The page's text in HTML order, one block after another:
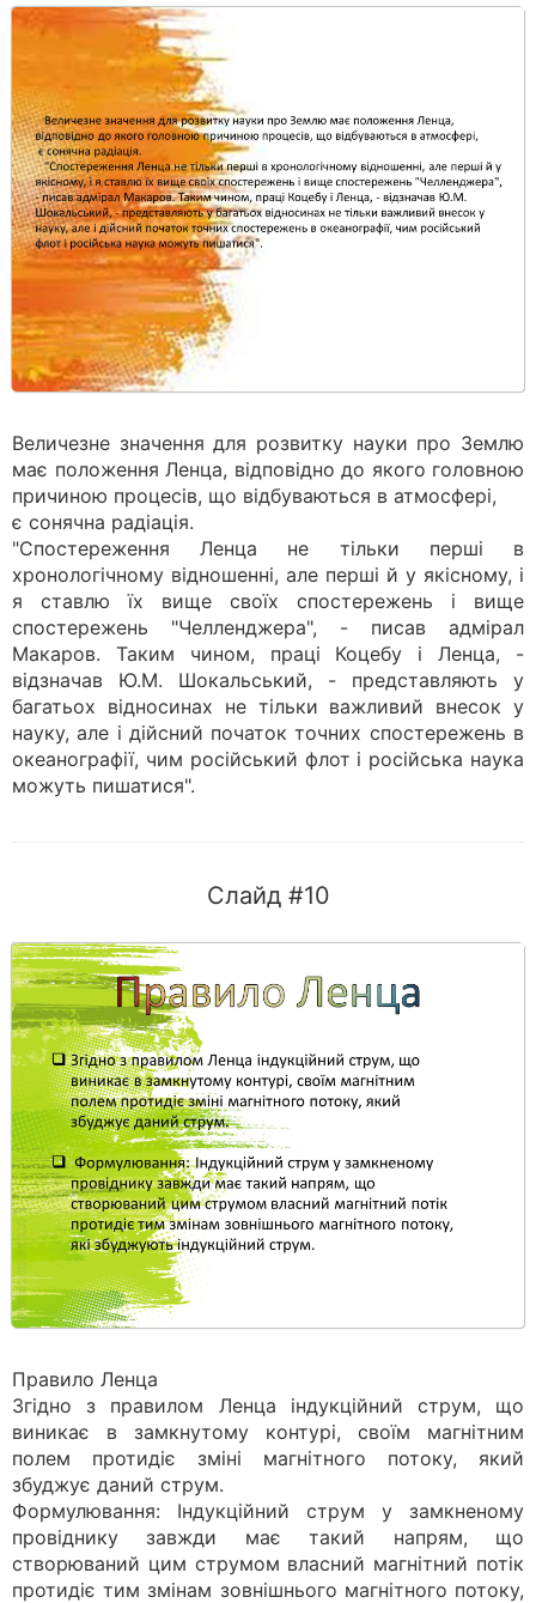
Величезне значення для розвитку науки про Землю
має положення Ленца, відповідно до якого головною
причиною процесів, що відбуваються в атмосфері,
є сонячна радіація.
"Спостереження Ленца не тільки перші в
хронологічному відношенні, але перші й у якісному, і
я ставлю їх вище своїх спостережень і вище
спостережень "Челленджера", - писав адмірал
Макаров. Таким чином, праці Коцебу і Ленца, -
відзначав Ю.М. Шокальський, - представляють у
багатьох відносинах не тільки важливий внесок у
науку, але і дійсний початок точних спостережень в
океанографії, чим російський флот і російська наука
можуть пишатися".
Слайд #10
Правило Ленца
Згідно з правилом Ленца індукційний струм, що
виникає в замкнутому контурі, своїм магнітним
полем протидіє зміні магнітного потоку, який
збуджує даний струм.
Формулювання: Індукційний струм у замкненому
провіднику завжди має такий напрям, що
створюваний цим струмом власний магнітний потік
протидіє тим змінам зовнішнього магнітного потоку,